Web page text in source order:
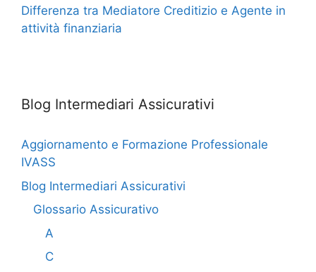
Differenza tra Mediatore Creditizio e Agente in
attività finanziaria
Blog Intermediari Assicurativi
Aggiornamento e Formazione Professionale
IVASS
Blog Intermediari Assicurativi
Glossario Assicurativo
A
C